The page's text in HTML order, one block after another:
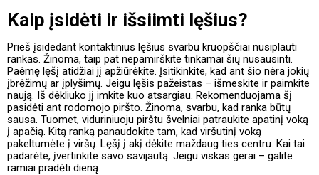
Kaip įsidėti ir išsiimti lęšius?
Prieš įsidedant kontaktinius lęšius svarbu kruopščiai nusiplauti
rankas. Žinoma, taip pat nepamirškite tinkamai šių nusausinti.
Paėmę lęšį atidžiai jį apžiūrėkite. Įsitikinkite, kad ant šio nėra jokių
įbrėžimų ar įplyšimų. Jeigu lęšis pažeistas – išmeskite ir paimkite
naują. Iš dėkliuko jį imkite kuo atsargiau. Rekomenduojama šį
pasidėti ant rodomojo piršto. Žinoma, svarbu, kad ranka būtų
sausa. Tuomet, viduriniuoju pirštu švelniai patraukite apatinį voką
į apačią. Kitą ranką panaudokite tam, kad viršutinį voką
pakeltumėte į viršų. Lęšį į akį dėkite maždaug ties centru. Kai tai
padarėte, įvertinkite savo savijautą. Jeigu viskas gerai – galite
ramiai pradėti dieną.